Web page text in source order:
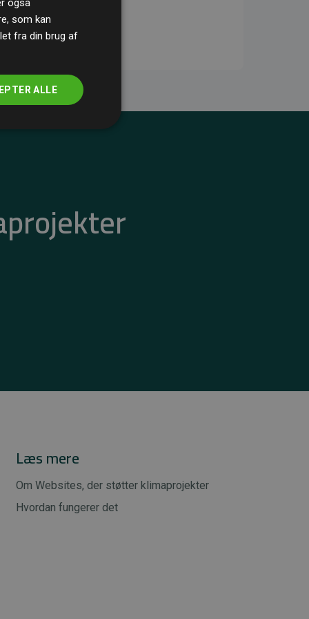
Læs mere
Om Websites, der støtter klimaprojekter
Hvordan fungerer det
som kan
fra din brug af
ALLE